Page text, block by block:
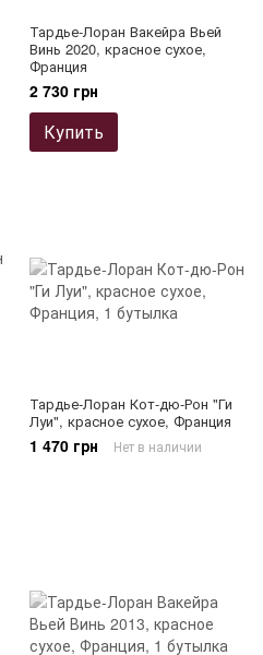
Тардье-Лоран Вакейра Вьей
Винь 2020, красное сухое,
Франция
2 730 грн
Купить
Тардье-Лоран Кот-дю-Рон "Ги
Луи", красное сухое, Франция
1 470 грн Нет в наличии